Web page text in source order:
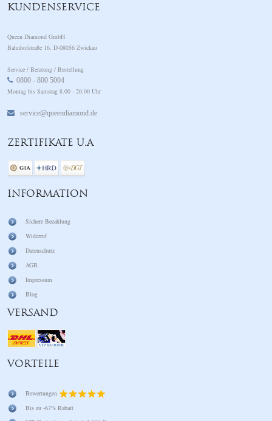
KUNDENSERVICE
Queen Diamond GmbH
Bahnhofstraße 16, D-08056 Zwickau
Service / Beratung / Bestellung
0800 - 800 5004
Montag bis Samstag 8.00 - 20.00 Uhr
service@queendiamond.de
ZERTIFIKATE U.A
INFORMATION
Sichere Bezahlung
Widerruf
Datenschutz
AGB
Impressum
Blog
VERSAND
VORTEILE
Bewertungen
Bis zu -67% Rabatt